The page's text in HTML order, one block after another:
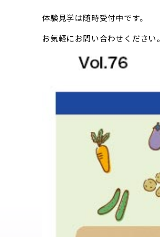
体験見学は随時受付中です。
お気軽にお問い合わせください。